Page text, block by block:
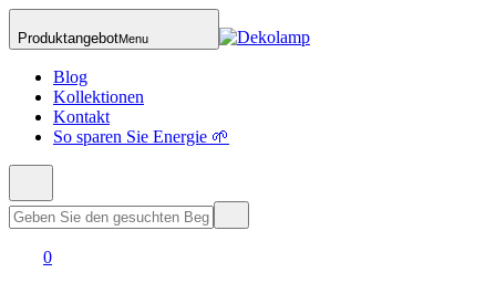
ProduktangebotMenu
Blog
Kollektionen
Kontakt
So sparen Sie Energie 🌱
0